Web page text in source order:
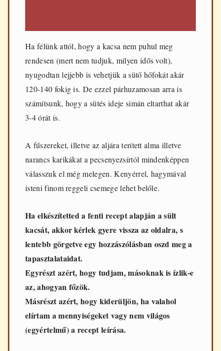
Ha félünk attól, hogy a kacsa nem puhul meg
rendesen (mert nem tudjuk, milyen idős volt),
nyugodtan lejjebb is vehetjük a sütő hőfokát akár
120-140 fokig is. De ezzel párhuzamosan arra is
számítsunk, hogy a sütés ideje simán eltarthat akár
3-4 órát is.
A fűszereket, illetve az aljára terített alma illetve
narancs karikákat a pecsenyezsírtól mindenképpen
válasszuk el még melegen. Kenyérrel, hagymával
isteni finom reggeli csemege lehet belőle.
Ha elkészítetted a fenti recept alapján a sült
kacsát, akkor kérlek gyere vissza az oldalra, s
lentebb görgetve egy hozzászólásban oszd meg a
tapasztalataidat.
Egyrészt azért, hogy tudjam, másoknak is ízlik-e
az, ahogyan főzök.
Másrészt azért, hogy kiderüljön, ha valahol
elírtam a mennyiségeket vagy nem világos
(egyértelmű) a recept leírása.